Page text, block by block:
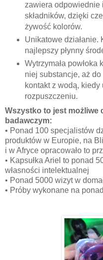
zawiera odpowiednie
składników, dzięki
żywość kolorów.
Unikatowe działanie.
najlepszy płynny
Wytrzymała powłoka
niej substancje, aż
kontakt z wodą, kiedy
rozpuszczeniu.
Wszystko to jest możliwe
badawczym:
• Ponad 100 specjalistów
produktów w Europie, na
i w Afryce opracowało to
• Kapsułka Ariel to ponad
własności intelektualnej
• Ponad 5000 wizyt w
• Próby wykonane na